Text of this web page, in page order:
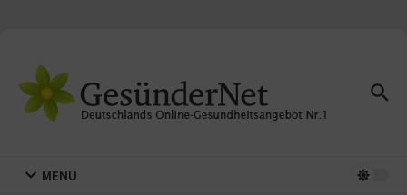
MENU